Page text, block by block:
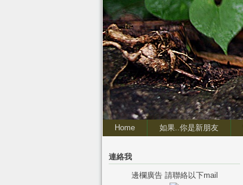
Home 如果..你是新朋友
連絡我
邊欄廣告 請聯絡以下mail